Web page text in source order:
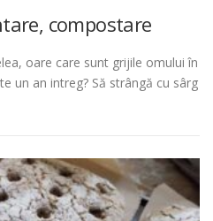
compostare
oare care sunt grijile omului în
un an intreg? Să strângă cu sârg